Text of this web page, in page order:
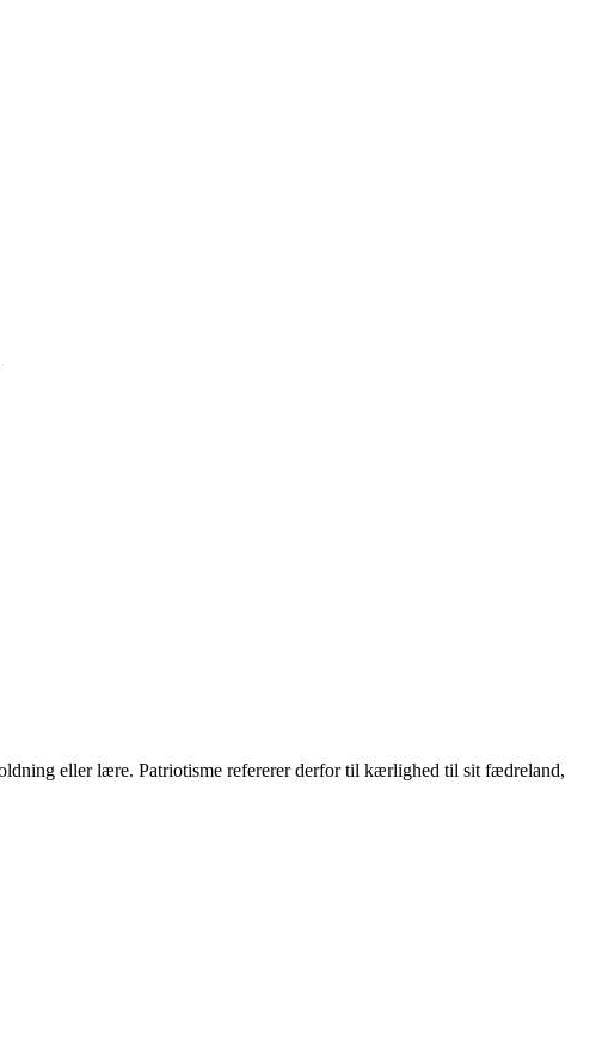
eller lære. Patriotisme refererer derfor til kærlighed til sit fædreland,